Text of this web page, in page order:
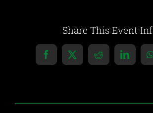
Share This Event
Facebook
X Reddit